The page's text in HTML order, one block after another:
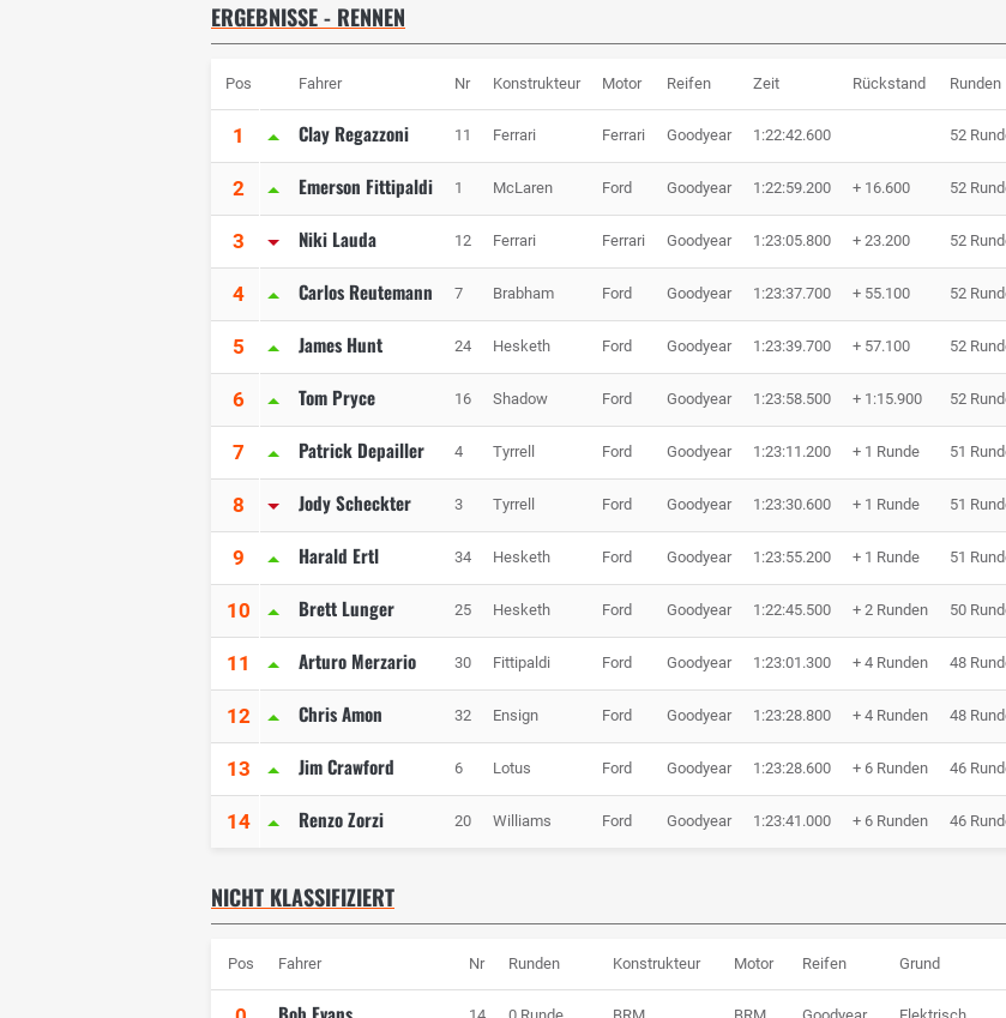
ERGEBNISSE - RENNEN
Pos Fahrer Nr Konstrukteur Motor Reifen Zeit Rückstand Runden
1 Clay Regazzoni 11 Ferrari Ferrari Goodyear 1:22:42.600 52
2 Emerson Fittipaldi 1 McLaren Ford Goodyear 1:22:59.200 + 16.600 52
3 Niki Lauda 12 Ferrari Ferrari Goodyear 1:23:05.800 + 23.200 52
4 Carlos Reutemann 7 Brabham Ford Goodyear 1:23:37.700 + 55.100 52
5 James Hunt 24 Hesketh Ford Goodyear 1:23:39.700 + 57.100 52
6 Tom Pryce 16 Shadow Ford Goodyear 1:23:58.500 + 1:15.900 52
7 Patrick Depailler 4 Tyrrell Ford Goodyear 1:23:11.200 + 1 Runde 51
8 Jody Scheckter 3 Tyrrell Ford Goodyear 1:23:30.600 + 1 Runde 51
9 Harald Ertl 34 Hesketh Ford Goodyear 1:23:55.200 + 1 Runde 51
10 Brett Lunger 25 Hesketh Ford Goodyear 1:22:45.500 + 2 Runden 50
11 Arturo Merzario 30 Fittipaldi Ford Goodyear 1:23:01.300 + 4 Runden 48
12 Chris Amon 32 Ensign Ford Goodyear 1:23:28.800 + 4 Runden 48
13 Jim Crawford 6 Lotus Ford Goodyear 1:23:28.600 + 6 Runden 46
14 Renzo Zorzi 20 Williams Ford Goodyear 1:23:41.000 + 6 Runden 46
NICHT KLASSIFIZIERT
Pos Fahrer Nr Runden Konstrukteur Motor Reifen Grund